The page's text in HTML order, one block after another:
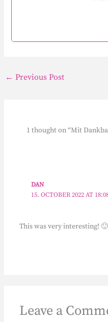
← Previous Post
1 thought on “Mit
DAN
15. OCTOBER 2022 AT
This was very interesting! 🙂
Leave a